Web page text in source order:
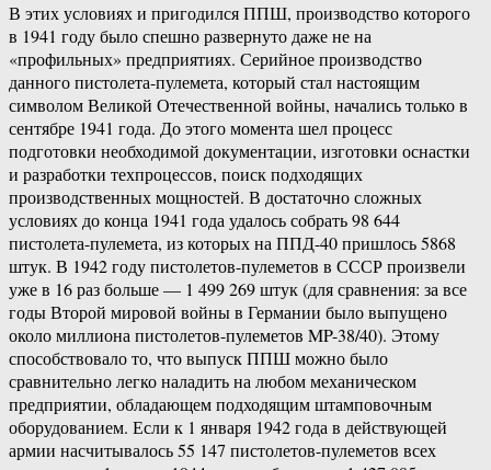
В этих условиях и пригодился ППШ, производство которого
в 1941 году было спешно развернуто даже не на
«профильных» предприятиях. Серийное производство
данного пистолета-пулемета, который стал настоящим
символом Великой Отечественной войны, начались только в
сентябре 1941 года. До этого момента шел процесс
подготовки необходимой документации, изготовки оснастки
и разработки техпроцессов, поиск подходящих
производственных мощностей. В достаточно сложных
условиях до конца 1941 года удалось собрать 98 644
пистолета-пулемета, из которых на ППД-40 пришлось 5868
штук. В 1942 году пистолетов-пулеметов в СССР произвели
уже в 16 раз больше — 1 499 269 штук (для сравнения: за все
годы Второй мировой войны в Германии было выпущено
около миллиона пистолетов-пулеметов MP-38/40). Этому
способствовало то, что выпуск ППШ можно было
сравнительно легко наладить на любом механическом
предприятии, обладающем подходящим штамповочным
оборудованием. Если к 1 января 1942 года в действующей
армии насчитывалось 55 147 пистолетов-пулеметов всех